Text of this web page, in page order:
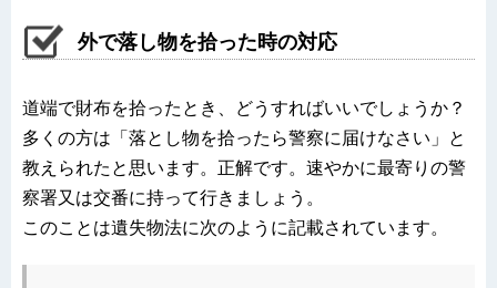
外で落し物を拾った時の対応
道端で財布を拾ったとき、どうすればいいでしょうか？
多くの方は「落とし物を拾ったら警察に届けなさい」と
教えられたと思います。正解です。速やかに最寄りの警
察署又は交番に持って行きましょう。
このことは遺失物法に次のように記載されています。